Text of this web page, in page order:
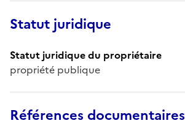
Statut juridique
Statut juridique du propriétaire
propriété publique
Références documentaires